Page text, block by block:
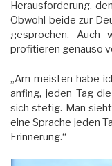
Herausforderung,
Obwohl beide zur
gesprochen.
profitieren genauso
„Am meisten habe
anfing, jeden Tag
sich stetig. Man
eine Sprache jeden
Erinnerung.“